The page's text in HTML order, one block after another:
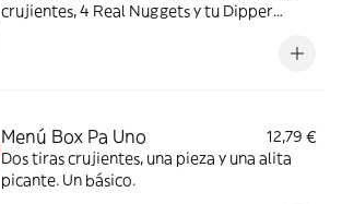
crujientes, 4 Real Nuggets y tu Dipper
Menú Box Pa Uno
12,79 €
Dos tiras crujientes, una pieza y una alita
picante. Un básico.